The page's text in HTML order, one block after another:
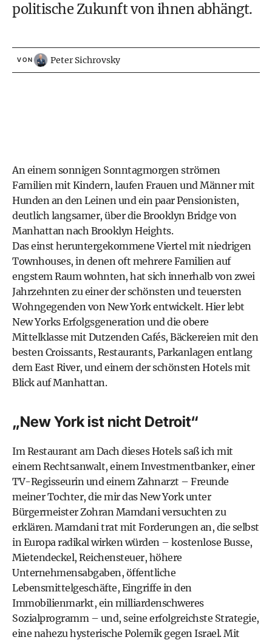
politische Zukunft von ihnen abhängt.
VON Peter Sichrovsky
An einem sonnigen Sonntagmorgen strömen
Familien mit Kindern, laufen Frauen und Männer mit
Hunden an den Leinen und ein paar Pensionisten,
deutlich langsamer, über die Brooklyn Bridge von
Manhattan nach Brooklyn Heights.
Das einst heruntergekommene Viertel mit niedrigen
Townhouses, in denen oft mehrere Familien auf
engstem Raum wohnten, hat sich innerhalb von zwei
Jahrzehnten zu einer der schönsten und teuersten
Wohngegenden von New York entwickelt. Hier lebt
New Yorks Erfolgsgeneration und die obere
Mittelklasse mit Dutzenden Cafés, Bäckereien mit den
besten Croissants, Restaurants, Parkanlagen entlang
dem East River, und einem der schönsten Hotels mit
Blick auf Manhattan.
„New York ist nicht Detroit“
Im Restaurant am Dach dieses Hotels saß ich mit
einem Rechtsanwalt, einem Investmentbanker, einer
TV-Regisseurin und einem Zahnarzt – Freunde
meiner Tochter, die mir das New York unter
Bürgermeister Zohran Mamdani versuchten zu
erklären. Mamdani trat mit Forderungen an, die selbst
in Europa radikal wirken würden – kostenlose Busse,
Mietendeckel, Reichensteuer, höhere
Unternehmensabgaben, öffentliche
Lebensmittelgeschäfte, Eingriffe in den
Immobilienmarkt, ein milliardenschweres
Sozialprogramm – und, seine erfolgreichste Strategie,
eine nahezu hysterische Polemik gegen Israel. Mit